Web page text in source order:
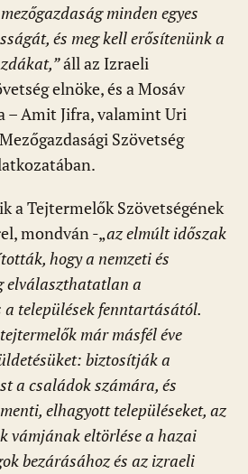
minden egyes
és meg kell erősítenünk a
áll az Izraeli
elnöke, és a Mosáv
– Amit Jifra, valamint Uri
Szövetség
a Tejtermelők Szövetségének
mondván -„az elmúlt időszak
hogy a nemzeti és
elválaszthatatlan a
a települések fenntartásától.
már másfél éve
biztosítják a
a családok számára, és
elhagyott településeket, az
vámjának eltörlése a hazai
bezárásához és az izraeli